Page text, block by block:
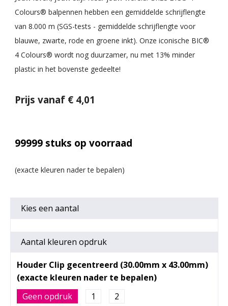
Colours® balpennen hebben een gemiddelde schrijflengte
van 8.000 m (SGS-tests - gemiddelde schrijflengte voor
blauwe, zwarte, rode en groene inkt). Onze iconische BIC®
4 Colours® wordt nog duurzamer, nu met 13% minder
plastic in het bovenste gedeelte!
Prijs vanaf € 4,01
99999 stuks op voorraad
Kies een aantal
Aantal kleuren opdruk
Houder Clip gecentreerd (30.00mm x 43.00mm)
Geen opdruk 1 2